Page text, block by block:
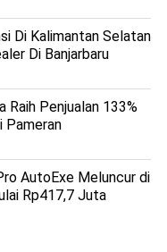
Di Kalimantan Selatan
Di Banjarbaru
Raih Penjualan 133%
Pameran
AutoExe Meluncur di
Rp417,7 Juta